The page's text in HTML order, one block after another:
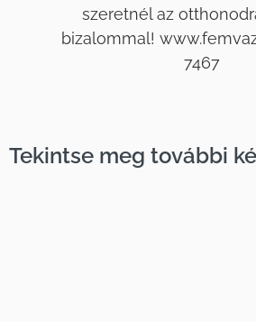
szeretnél az
bizalommal!
7467
Tekintse meg további